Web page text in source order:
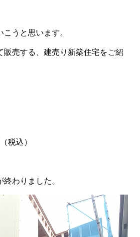
うと思います。
販売する、建売り新築住宅をご紹
税込）
わりました。